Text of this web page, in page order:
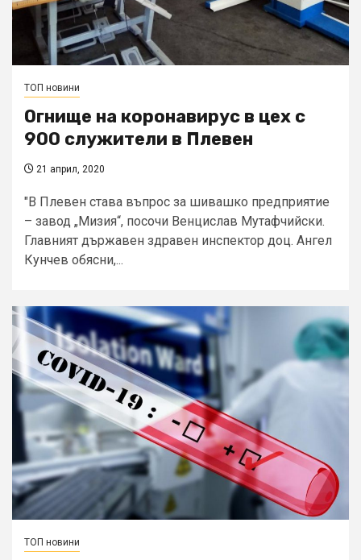
ТОП новини
Огнище на коронавирус в цех с
900 служители в Плевен
21 април, 2020
"В Плевен става въпрос за шивашко предприятие
– завод „Мизия“, посочи Венцислав Мутафчийски.
Главният държавен здравен инспектор доц. Ангел
Кунчев обясни,...
ТОП новини